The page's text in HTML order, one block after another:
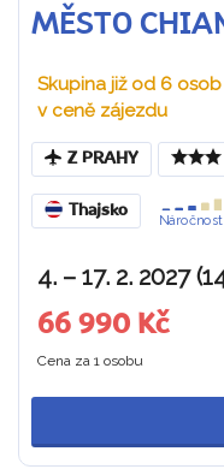
MĚSTO
Skupina již od 6
v ceně zájezdu
Z PRAHY
Thajsko
Náročnost
4. – 17. 2. 2027
66 990 Kč
Cena za 1 osobu